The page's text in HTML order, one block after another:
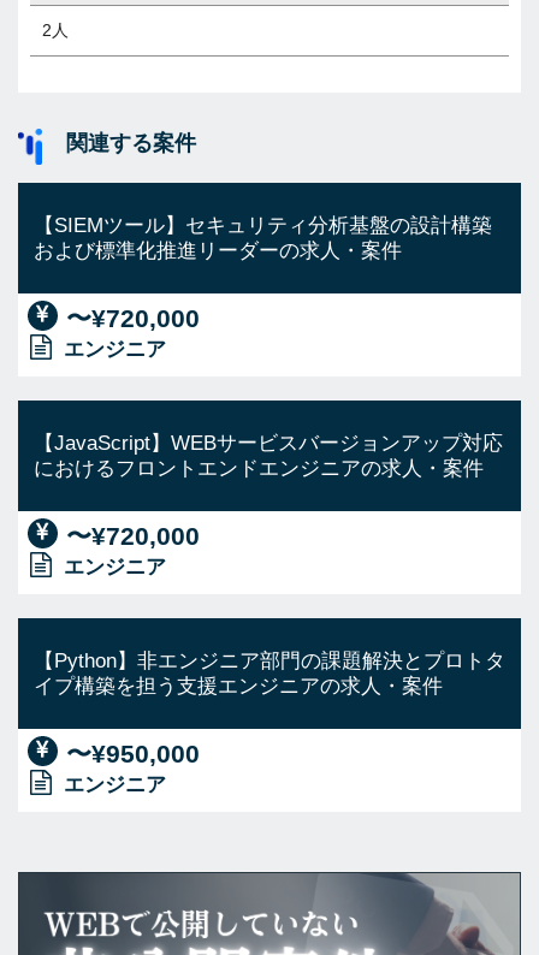
2人
関連する案件
【SIEMツール】セキュリティ分析基盤の設計構築
および標準化推進リーダーの求人・案件
〜¥720,000
エンジニア
【JavaScript】WEBサービスバージョンアップ対応
におけるフロントエンドエンジニアの求人・案件
〜¥720,000
エンジニア
【Python】非エンジニア部門の課題解決とプロトタ
イプ構築を担う支援エンジニアの求人・案件
〜¥950,000
エンジニア